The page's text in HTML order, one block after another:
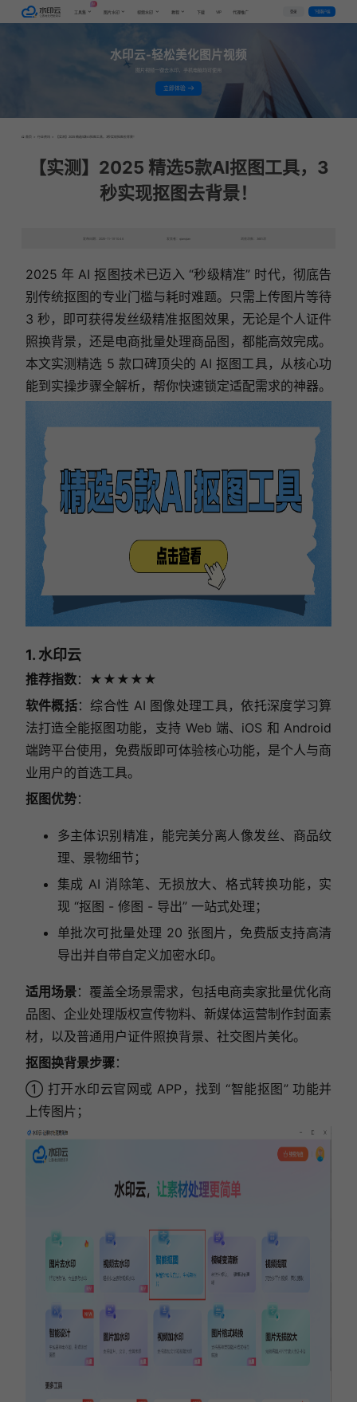
工具集
AI
图片水印 视频水印 教程 下载 VIP 代理推广 登录 下载客户端
水印云-轻松美化图片视频
图片视频一键去水印，手机电脑均可使用
立即体验
首页 > 行业资讯 > 【实测】2025 精选5款AI抠图工具，3秒实现抠图去背景！
【实测】2025 精选5款AI抠图工具，3
秒实现抠图去背景！
发布日期：2025-11-19 10:46 发表者：qianqian 浏览次数：3681次
2025 年 AI 抠图技术已迈入 “秒级精准” 时代，彻底告
别传统抠图的专业门槛与耗时难题。只需上传图片等待
3 秒，即可获得发丝级精准抠图效果，无论是个人证件
照换背景，还是电商批量处理商品图，都能高效完成。
本文实测精选 5 款口碑顶尖的 AI 抠图工具，从核心功
能到实操步骤全解析，帮你快速锁定适配需求的神器。
1. 水印云
推荐指数：★★★★★
软件概括：综合性 AI 图像处理工具，依托深度学习算
法打造全能抠图功能，支持 Web 端、iOS 和 Android
端跨平台使用，免费版即可体验核心功能，是个人与商
业用户的首选工具。
抠图优势：
多主体识别精准，能完美分离人像发丝、商品纹
理、景物细节；
集成 AI 消除笔、无损放大、格式转换功能，实
现 “抠图 - 修图 - 导出” 一站式处理；
单批次可批量处理 20 张图片，免费版支持高清
导出并自带自定义加密水印。
适用场景：覆盖全场景需求，包括电商卖家批量优化商
品图、企业处理版权宣传物料、新媒体运营制作封面素
材，以及普通用户证件照换背景、社交图片美化。
抠图换背景步骤：
① 打开水印云官网或 APP，找到 “智能抠图” 功能并
上传图片；